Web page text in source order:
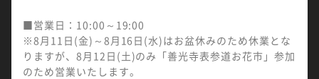
■営業日：10:00～19:00
※8月11日(金)～8月16日(水)はお盆休みのため休業とな
りますが、8月12日(土)のみ「善光寺表参道お花市」参加
のため営業いたします。